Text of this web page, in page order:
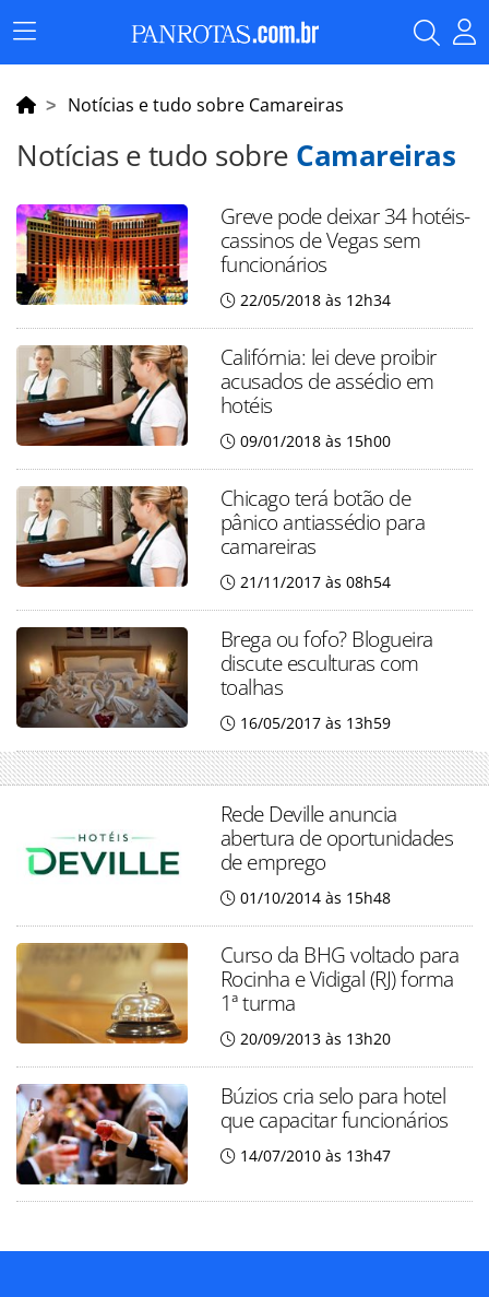
Menu
Principal
Notícias e tudo sobre Camareiras
Notícias e tudo sobre Camareiras
Greve pode deixar 34 hotéis-
cassinos de Vegas sem
funcionários
22/05/2018 às 12h34
Califórnia: lei deve proibir
acusados de assédio em
hotéis
09/01/2018 às 15h00
Chicago terá botão de
pânico antiassédio para
camareiras
21/11/2017 às 08h54
Brega ou fofo? Blogueira
discute esculturas com
toalhas
16/05/2017 às 13h59
Rede Deville anuncia
abertura de oportunidades
de emprego
01/10/2014 às 15h48
Curso da BHG voltado para
Rocinha e Vidigal (RJ) forma
1ª turma
20/09/2013 às 13h20
Búzios cria selo para hotel
que capacitar funcionários
14/07/2010 às 13h47